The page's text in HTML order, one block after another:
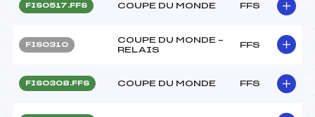
FIS0517.FFS COUPE DU MONDE FFS
FIS0310
COUPE DU MONDE –
RELAIS
FFS
FIS0308.FFS COUPE DU MONDE FFS